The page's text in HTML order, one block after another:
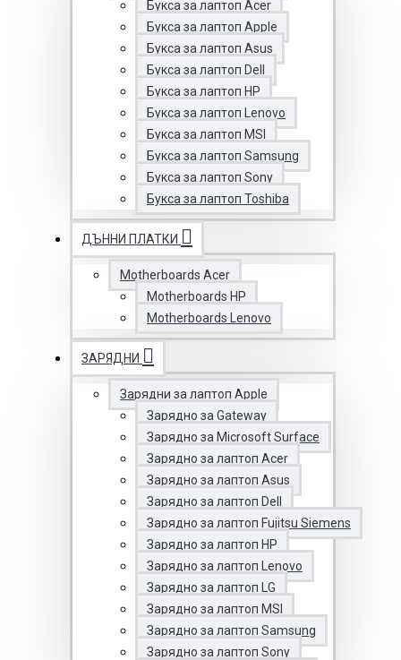
Букса за лаптоп Acer
Букса за лаптоп Apple
Букса за лаптоп Asus
Букса за лаптоп Dell
Букса за лаптоп HP
Букса за лаптоп Lenovo
Букса за лаптоп MSI
Букса за лаптоп Samsung
Букса за лаптоп Sony
Букса за лаптоп Toshiba
ДЪННИ ПЛАТКИ
Motherboards Acer
Motherboards HP
Motherboards Lenovo
ЗАРЯДНИ
Зарядни за лаптоп Apple
Зарядно за Gateway
Зарядно за Microsoft Surface
Зарядно за лаптоп Acer
Зарядно за лаптоп Asus
Зарядно за лаптоп Dell
Зарядно за лаптоп Fujitsu Siemens
Зарядно за лаптоп HP
Зарядно за лаптоп Lenovo
Зарядно за лаптоп LG
Зарядно за лаптоп MSI
Зарядно за лаптоп Samsung
Зарядно за лаптоп Sony